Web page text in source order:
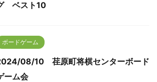
ベスト10
ボードゲーム
08/10 荏原町将棋センターボード
ーム会